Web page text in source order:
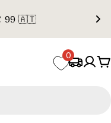
99 🇦🇹
0